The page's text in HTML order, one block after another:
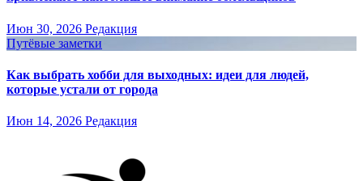
Июн 30, 2026 Редакция
Путёвые заметки
Как выбрать хобби для выходных: идеи для людей,
которые устали от города
Июн 14, 2026 Редакция